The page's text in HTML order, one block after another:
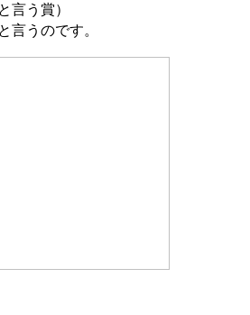
言う賞）
言うのです。